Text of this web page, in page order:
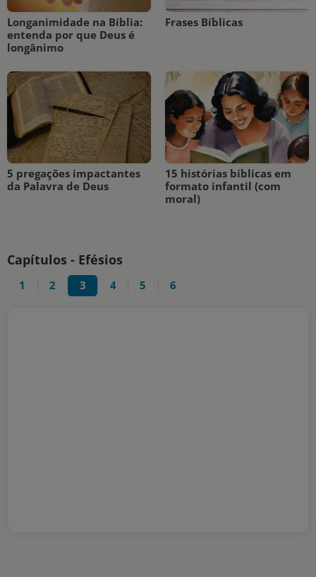
Longanimidade na Bíblia:
entenda por que Deus é
longânimo
Frases Bíblicas
5 pregações impactantes
da Palavra de Deus
15 histórias bíblicas em
formato infantil (com
moral)
Capítulos - Efésios
1 2 3 4 5 6